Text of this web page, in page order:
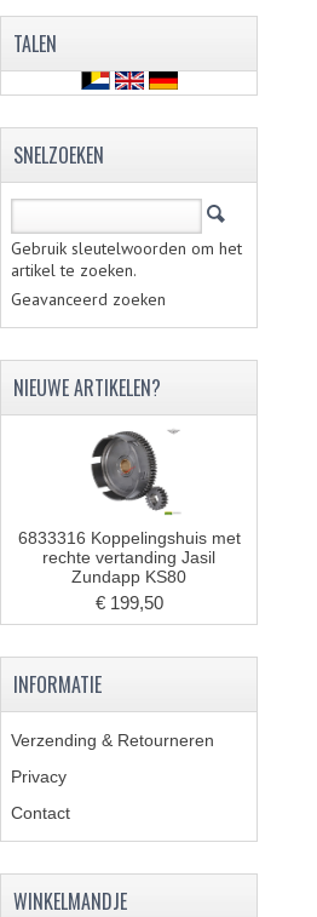
TALEN
SNELZOEKEN
Gebruik sleutelwoorden om het
artikel te zoeken.
Geavanceerd zoeken
NIEUWE ARTIKELEN?
6833316 Koppelingshuis met
rechte vertanding Jasil
Zundapp KS80
€ 199,50
INFORMATIE
Verzending & Retourneren
Privacy
Contact
WINKELMANDJE